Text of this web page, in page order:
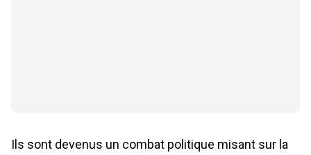
Ils sont devenus un combat politique misant sur la